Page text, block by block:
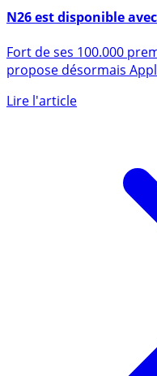
24 octobre 2017
N26 est disponible
propose désormais